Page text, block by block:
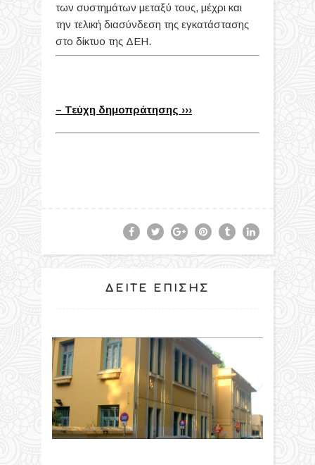
των συστημάτων μεταξύ τους, μέχρι και
την τελική διασύνδεση της εγκατάστασης
στο δίκτυο της ΔΕΗ.
– Τεύχη δημοπράτησης ›››
ΔΕΊΤΕ ΕΠΊΣΗΣ